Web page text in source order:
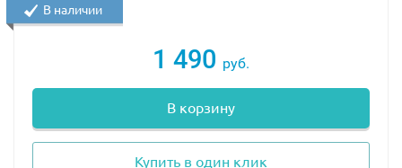
1 490 руб.
В корзину
Купить в один клик
В наличии